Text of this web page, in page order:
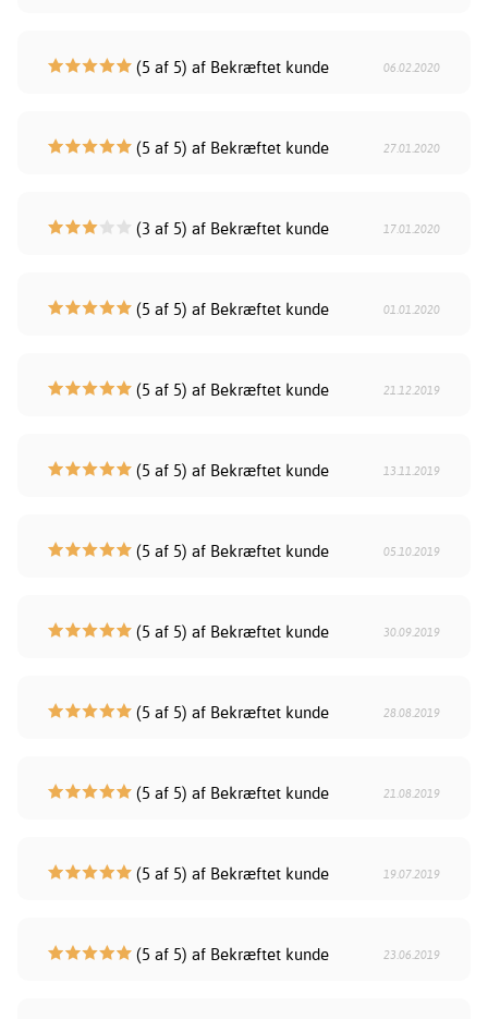
(5 af 5) af Bekræftet kunde 06.02.2020
(5 af 5) af Bekræftet kunde 27.01.2020
(3 af 5) af Bekræftet kunde 17.01.2020
(5 af 5) af Bekræftet kunde 01.01.2020
(5 af 5) af Bekræftet kunde 21.12.2019
(5 af 5) af Bekræftet kunde 13.11.2019
(5 af 5) af Bekræftet kunde 05.10.2019
(5 af 5) af Bekræftet kunde 30.09.2019
(5 af 5) af Bekræftet kunde 28.08.2019
(5 af 5) af Bekræftet kunde 21.08.2019
(5 af 5) af Bekræftet kunde 19.07.2019
(5 af 5) af Bekræftet kunde 23.06.2019